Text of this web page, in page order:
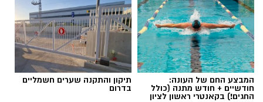
המבצע החם של העונה:
חודשיים + חודש מתנה (כולל
החגים!) בקאנטרי ראשון לציון
תיקון והתקנה שערים חשמליים
בדרום